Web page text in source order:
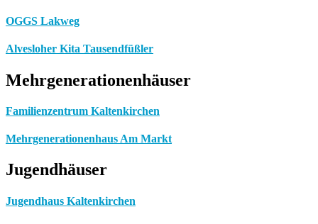
OGGS Lakweg
Alvesloher Kita Tausendfüßler
Mehrgenerationenhäuser
Familienzentrum Kaltenkirchen
Mehrgenerationenhaus Am Markt
Jugendhäuser
Jugendhaus Kaltenkirchen